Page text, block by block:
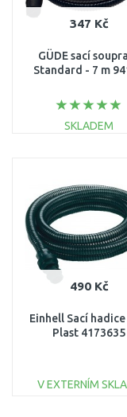
347 Kč
GÜDE sací
Standard - 7 m
SKLADEM
Porovnat
490 Kč
Einhell Sací hadice
Plast 4173635
V EXTERNÍM